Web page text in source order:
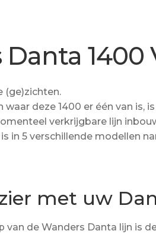
1400
(ge)zichten.
waar deze 1400 er één van is,
verkrijgbare lijn
in 5 verschillende modellen
met uw
van de Wanders Danta lijn is